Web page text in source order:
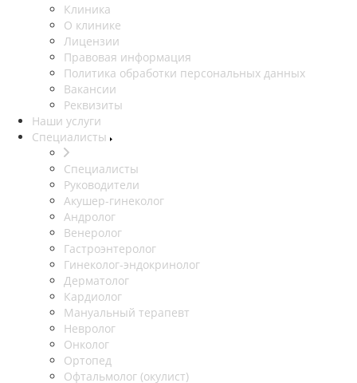
Клиника
О клинике
Лицензии
Правовая информация
Политика обработки персональных данных
Вакансии
Реквизиты
Наши услуги
Специалисты
Специалисты
Руководители
Акушер-гинеколог
Андролог
Венеролог
Гастроэнтеролог
Гинеколог-эндокринолог
Дерматолог
Кардиолог
Мануальный терапевт
Невролог
Онколог
Ортопед
Офтальмолог (окулист)